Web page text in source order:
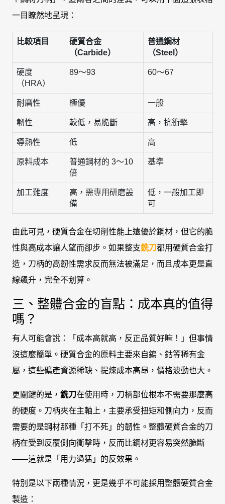
一目瞭然地呈現：
比較項目
硬質合金
（Carbide）
普通鋼材
（Steel）
硬度
（HRA）
89～93 60～67
耐磨性 極優 一般
韌性 較低，易脆斷 高，抗衝擊
導熱性 低 高
原料成本
普通鋼材的 3～10
倍
基準
加工難度
高，需專用研磨設
備
低，一般加工即
可
由此可見，硬質合金在切削性能上遠優於鋼材，但它的脆
性與高成本讓人望而卻步。如果整支銑刀都用硬質合金打
造，刀柄的高韌性需求反而無法被滿足，而且成本更是直
線飆升，完全不划算。
三、整體合金的盲點：成本真的值得
嗎？
有人可能會說：「成本高就高，反正品質好嘛！」但事情
沒這麼簡單。硬質合金的原料主要來自鎢、鈷等稀有金
屬，這些礦產資源稀缺、提煉成本高昂，價格波動也大。
更關鍵的是， 銑刀在使用時，刀柄部位根本不需要那麼高
的硬度。刀柄夾在主軸上，主要承受扭矩和側向力，反而
需要的是鋼材那種「打不死」的韌性。整體硬質合金的刀
柄在受到反覆側向衝擊時，反而比鋼材更容易突然脆斷
——這就是「用力過猛」的反效果。
特別是以下兩種情況，更是幾乎不可能採用整體硬質合金
製造：